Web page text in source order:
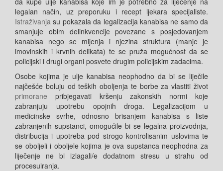
legalan način, uz preporuku i recept ljekara specijaliste.
Istraživanja su pokazala da legalizacija kanabisa ne samo da
smanjuje obim delinkvencije povezane s posjedovanjem
kanabisa nego se mijenja i njezina struktura (manje je
imovinskih i krvnih delikata) te se pruža mogućnost da se
policijski i drugi organi posvete drugim policijskim zadacima.
Osobe kojima je ulje kanabisa neophodno da bi se liječile
najčešće boluju od teških oboljenja te borbe za vlastiti život
primorane pribjegavati kršenju zakonskih normi koje
zabranjuju upotrebu opojnih droga. Legalizacijom u
medicinske svrhe, odnosno brisanjem kanabisa s liste
zabranjenih supstanci, omogućile bi se legalna proizvodnja,
distribucija i upotreba pod strogo kontrolisanim uslovima te
se oboljeli i oboljele kojima je ova supstanca neophodna za
liječenje ne bi izlagali/e dodatnom stresu u strahu od
procesuiranja.